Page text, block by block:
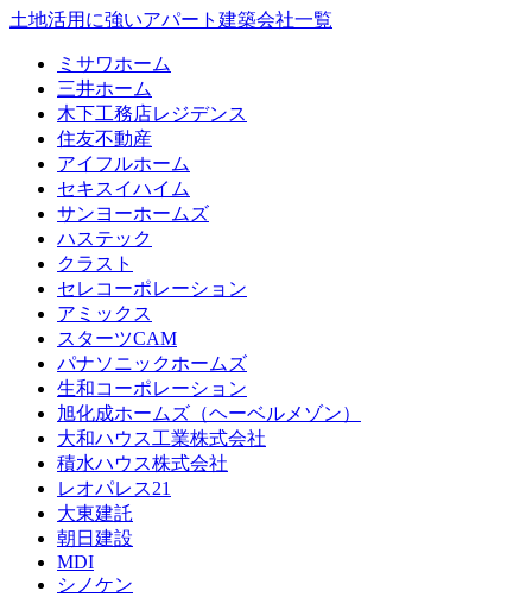
土地活用に強いアパート建築会社一覧
ミサワホーム
三井ホーム
木下工務店レジデンス
住友不動産
アイフルホーム
セキスイハイム
サンヨーホームズ
ハステック
クラスト
セレコーポレーション
アミックス
スターツCAM
パナソニックホームズ
生和コーポレーション
旭化成ホームズ（ヘーベルメゾン）
大和ハウス工業株式会社
積水ハウス株式会社
レオパレス21
大東建託
朝日建設
MDI
シノケン